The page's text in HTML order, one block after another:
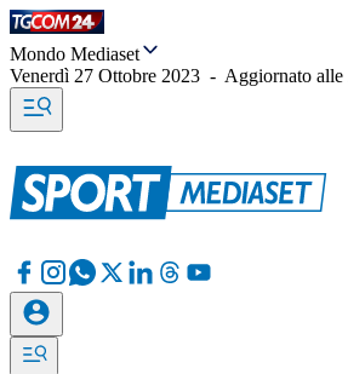
Mondo Mediaset
Venerdì 27 Ottobre 2023 - Aggiornato alle